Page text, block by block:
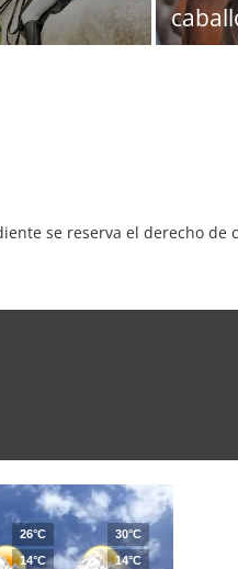
se reserva el derecho de
26°C
14°C
30°C
14°C